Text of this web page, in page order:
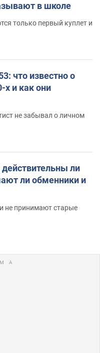
в школе
только первый куплет и
что известно о
х и как они
не забывал о личном
ли
ли обменники и
не принимают старые